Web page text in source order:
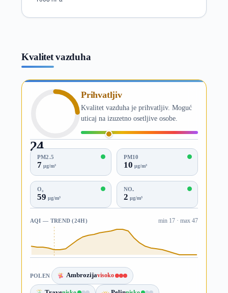
Kvalitet vazduha
24
AQI
Prihvatljiv
Kvalitet vazduha je prihvatljiv. Moguć
uticaj na izuzetno osetljive osobe.
PM2.5
7 µg/m³
PM10
10 µg/m³
O₃
59 µg/m³
NO₂
2 µg/m³
AQI — TREND (24H) min 17 · max 47
POLEN Ambrozijavisoko